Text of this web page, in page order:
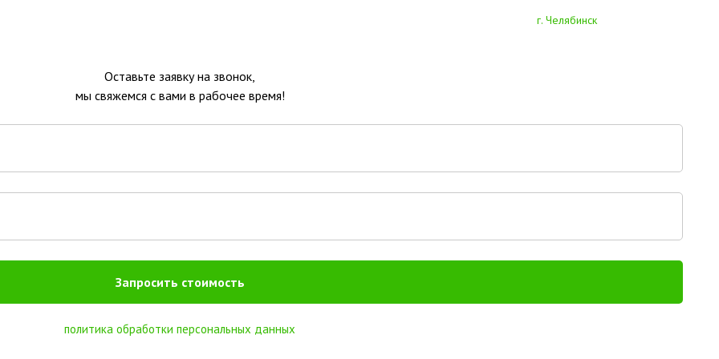
г. Челябинск
Оставьте заявку на звонок,
мы свяжемся с вами в рабочее время!
Запросить стоимость
политика обработки персональных данных